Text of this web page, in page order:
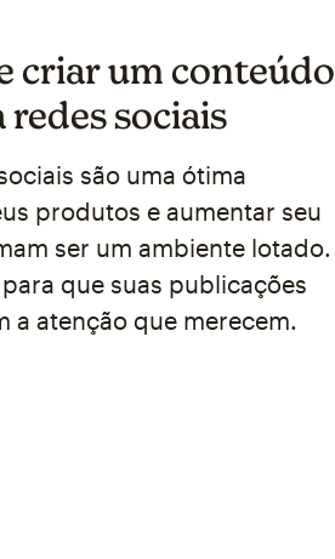
criar um conteúdo
sociais
são uma ótima
produtos e aumentar seu
ser um ambiente lotado.
que suas publicações
a atenção que merecem.